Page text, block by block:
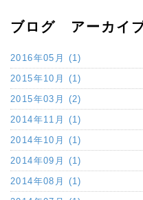
ブログ アーカイ
2016年05月 (1)
2015年10月 (1)
2015年03月 (2)
2014年11月 (1)
2014年10月 (1)
2014年09月 (1)
2014年08月 (1)